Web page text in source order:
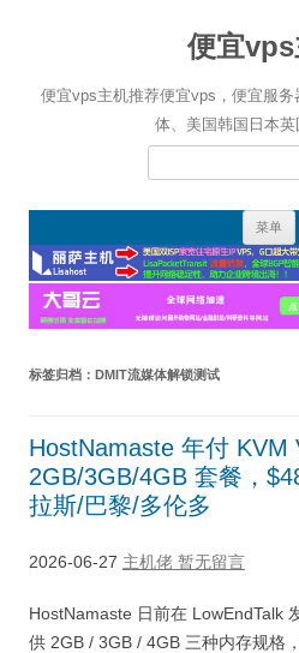
便宜vps
便宜vps主机推荐便宜vps，便宜服
体、美国韩国日本
搜
菜单
标签归档： DMIT流媒体解锁测试
HostNamaste 年付 KVM
2GB/3GB/4GB 套餐，
拉斯/巴黎/多伦多
2026-06-27 主机佬 暂无留言
HostNamaste 日前在 LowEndTalk
供 2GB / 3GB / 4GB 三种内存规格